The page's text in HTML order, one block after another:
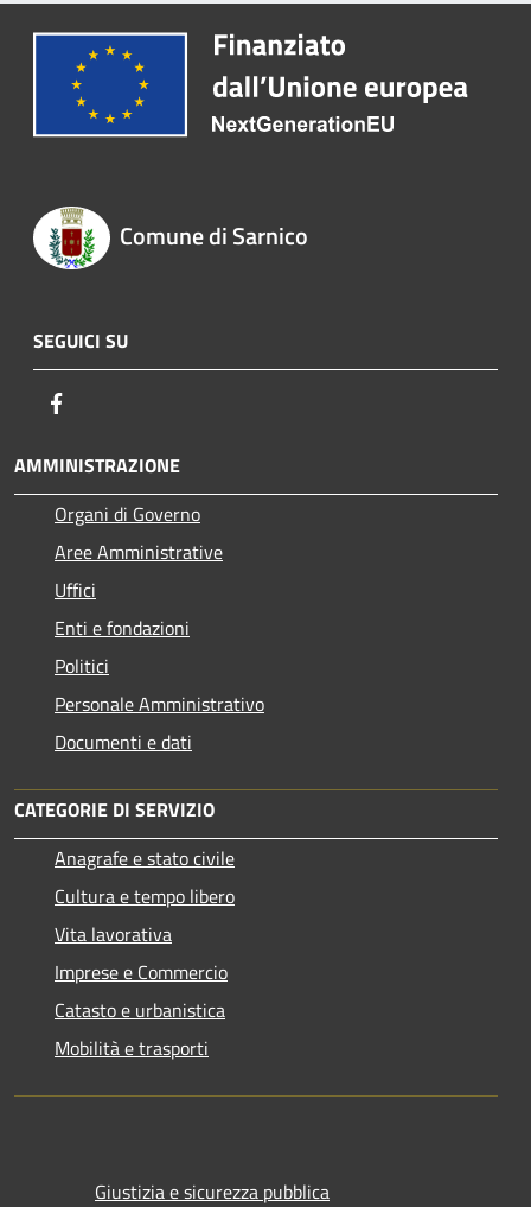
Comune di Sarnico
SEGUICI SU
AMMINISTRAZIONE
Organi di Governo
Aree Amministrative
Uffici
Enti e fondazioni
Politici
Personale Amministrativo
Documenti e dati
CATEGORIE DI SERVIZIO
Anagrafe e stato civile
Cultura e tempo libero
Vita lavorativa
Imprese e Commercio
Catasto e urbanistica
Mobilità e trasporti
Giustizia e sicurezza pubblica